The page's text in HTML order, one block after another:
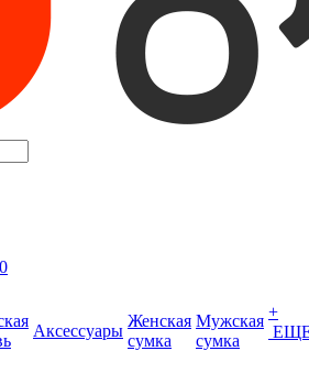
0
Аксессуары
Женская
сумка
Мужская
сумка
+